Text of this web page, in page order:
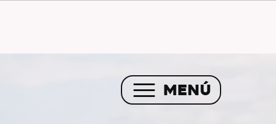
MENÚ